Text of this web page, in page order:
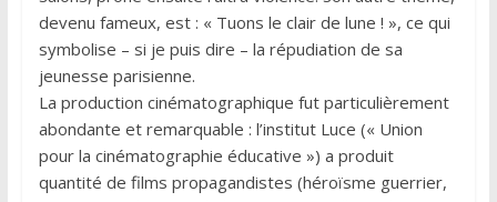
devenu fameux, est : « Tuons le clair de lune ! », ce qui
symbolise – si je puis dire – la répudiation de sa
jeunesse parisienne.
La production cinématographique fut particulièrement
abondante et remarquable : l’institut Luce (« Union
pour la cinématographie éducative ») a produit
quantité de films propagandistes (héroïsme guerrier,